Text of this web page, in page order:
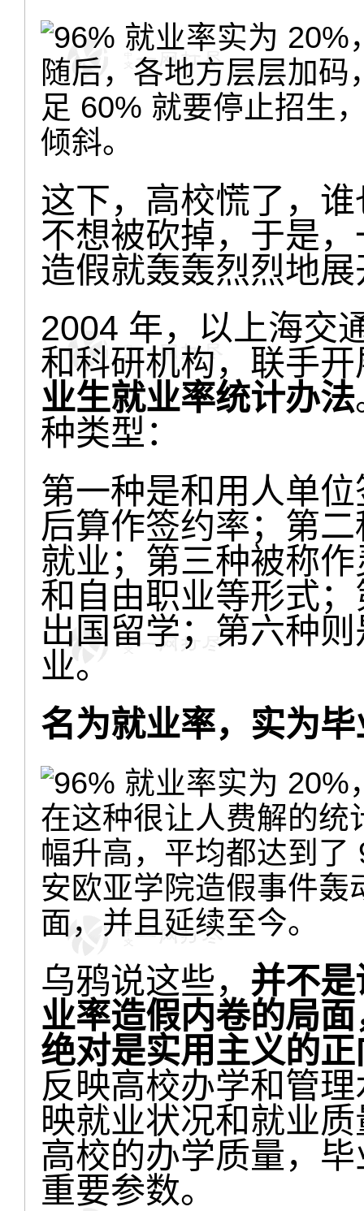
随后，各地方层层加
足 60% 就要停止招生
倾斜。
这下，高校慌了，
不想被砍掉，于是
造假就轰轰烈烈地
2004 年，以上海交
和科研机构，联手
业生就业率统计办法
种类型：
第一种是和用人单
后算作签约率；第
就业；第三种被称
和自由职业等形式
出国留学；第六种
业。
名为就业率，实为
在这种很让人费解的统
幅升高，平均都达到
安欧亚学院造假事件
面，并且延续至今。
乌鸦说这些， 并不
业率造假内卷的局
绝对是实用主义的
反映高校办学和管
映就业状况和就业
高校的办学质量，
重要参数。